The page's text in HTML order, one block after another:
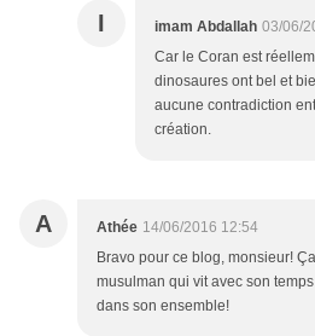
I imam Abdallah 03/06/
Car le Coran est
dinosaures ont bel et
aucune contradiction
création.
A Athée 14/06/2016 12:54
Bravo pour ce blog, monsieur!
musulman qui vit avec son
dans son ensemble!